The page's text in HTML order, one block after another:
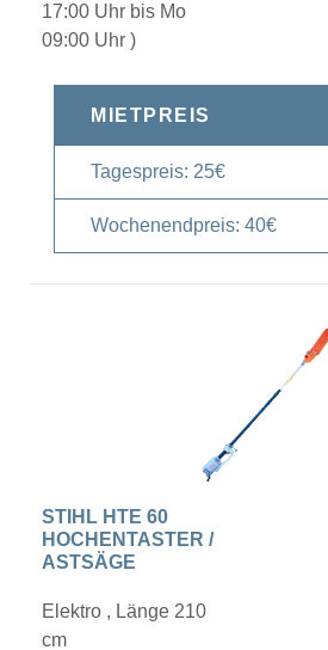
17:00 Uhr bis Mo
09:00 Uhr )
MIETPREIS
Tagespreis: 25€
Wochenendpreis: 40€
STIHL HTE 60
HOCHENTASTER /
ASTSÄGE
Elektro , Länge 210
cm